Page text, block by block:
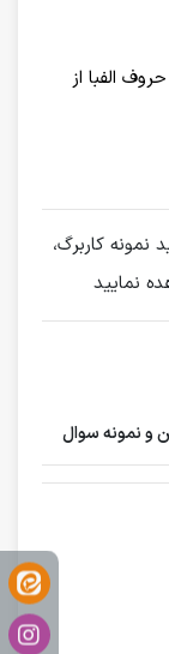
الفبا از
کاربرگ،
نمایید
و نمونه سوال